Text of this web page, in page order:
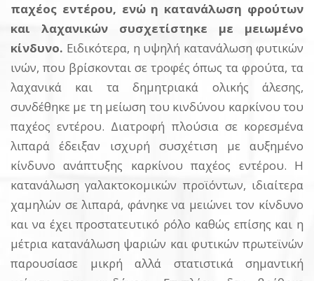
παχέος εντέρου, ενώ η κατανάλωση φρούτων
και λαχανικών συσχετίστηκε με μειωμένο
κίνδυνο. Ειδικότερα, η υψηλή κατανάλωση φυτικών
ινών, που βρίσκονται σε τροφές όπως τα φρούτα, τα
λαχανικά και τα δημητριακά ολικής άλεσης,
συνδέθηκε με τη μείωση του κινδύνου καρκίνου του
παχέος εντέρου. Διατροφή πλούσια σε κορεσμένα
λιπαρά έδειξαν ισχυρή συσχέτιση με αυξημένο
κίνδυνο ανάπτυξης καρκίνου παχέος εντέρου. Η
κατανάλωση γαλακτοκομικών προϊόντων, ιδιαίτερα
χαμηλών σε λιπαρά, φάνηκε να μειώνει τον κίνδυνο
και να έχει προστατευτικό ρόλο καθώς επίσης και η
μέτρια κατανάλωση ψαριών και φυτικών πρωτεϊνών
παρουσίασε μικρή αλλά στατιστικά σημαντική